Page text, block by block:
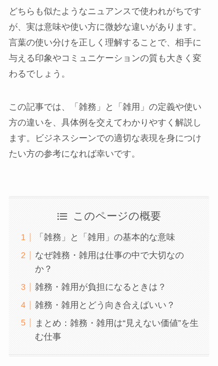
どちらも似たようなニュアンスで使われがちです
が、実は意味や使い方に微妙な違いがあります。
言葉の使い分けを正しく理解することで、相手に
与える印象やコミュニケーションの質も大きく変
わるでしょう。
この記事では、「雑務」と「雑用」の定義や使い
方の違いを、具体例を交えてわかりやすく解説し
ます。ビジネスシーンでの適切な表現を身につけ
たい方の参考になれば幸いです。
このページの概要
「雑務」と「雑用」の基本的な意味
なぜ雑務・雑用は仕事の中で大切なの
か？
雑務・雑用が負担になるときは？
雑務・雑用とどう向き合えばいい？
まとめ：雑務・雑用は“見えない価値”を生
む仕事